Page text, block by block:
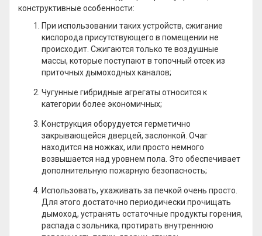
конструктивные особенности:
При использовании таких устройств, сжигание
кислорода присутствующего в помещении не
происходит. Сжигаются только те воздушные
массы, которые поступают в топочный отсек из
приточных дымоходных каналов;
Чугунные гибридные агрегаты относится к
категории более экономичных;
Конструкция оборудуется герметично
закрывающейся дверцей, заслонкой. Очаг
находится на ножках, или просто немного
возвышается над уровнем пола. Это обеспечивает
дополнительную пожарную безопасность;
Использовать, ухаживать за печкой очень просто.
Для этого достаточно периодически прочищать
дымоход, устранять остаточные продукты горения,
распада с зольника, протирать внутреннюю